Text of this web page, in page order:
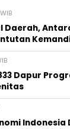
Daerah,
Dapur
Indonesia